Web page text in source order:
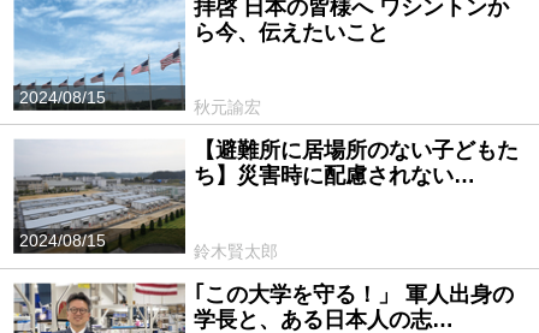
2024/08/15
拝啓 日本の皆様へ ワシントンか
ら今、伝えたいこと
秋元諭宏
2024/08/15
【避難所に居場所のない子どもた
ち】災害時に配慮されない…
鈴木賢太郎
｢この大学を守る！」 軍人出身の
学長と、ある日本人の志…